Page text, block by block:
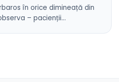
în orice dimineață din
– pacienții…